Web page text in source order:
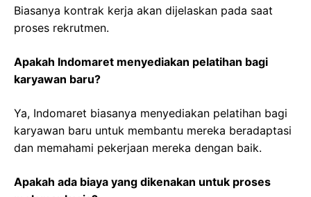
Biasanya kontrak kerja akan dijelaskan pada saat
proses rekrutmen.
Apakah Indomaret menyediakan pelatihan bagi
karyawan baru?
Ya, Indomaret biasanya menyediakan pelatihan bagi
karyawan baru untuk membantu mereka beradaptasi
dan memahami pekerjaan mereka dengan baik.
Apakah ada biaya yang dikenakan untuk proses